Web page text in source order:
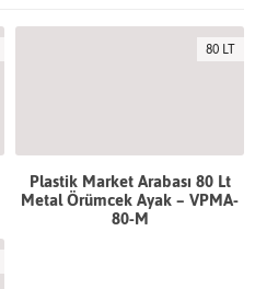
80 LT
Plastik Market Arabası 80 Lt
Metal Örümcek Ayak – VPMA-
80-M